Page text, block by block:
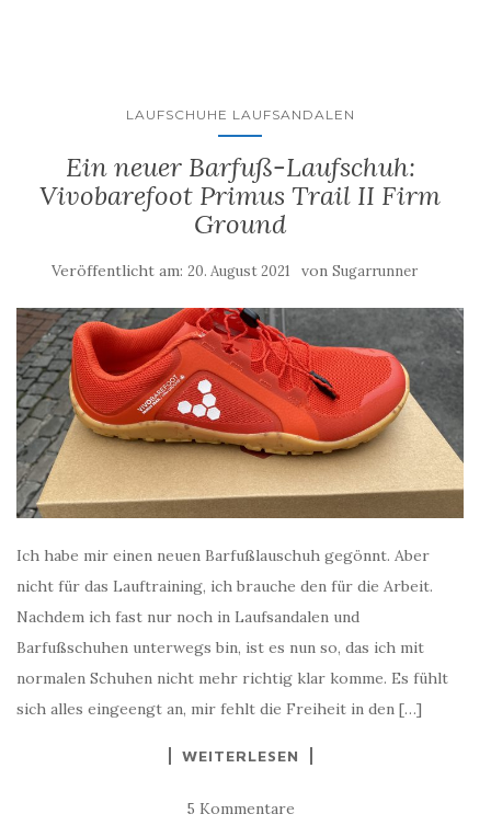
LAUFSCHUHE LAUFSANDALEN
Ein neuer Barfuß-Laufschuh:
Vivobarefoot Primus Trail II Firm
Ground
Veröffentlicht am: 20. August 2021 von Sugarrunner
Ich habe mir einen neuen Barfußlauschuh gegönnt. Aber
nicht für das Lauftraining, ich brauche den für die Arbeit.
Nachdem ich fast nur noch in Laufsandalen und
Barfußschuhen unterwegs bin, ist es nun so, das ich mit
normalen Schuhen nicht mehr richtig klar komme. Es fühlt
sich alles eingeengt an, mir fehlt die Freiheit in den […]
WEITERLESEN
5 Kommentare